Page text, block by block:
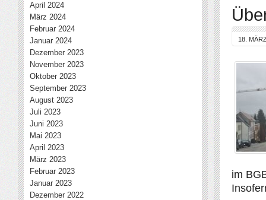
18.
im
April 2024
März 2024
Februar 2024
Januar 2024
Dezember 2023
November 2023
Oktober 2023
September 2023
August 2023
Juli 2023
Juni 2023
Mai 2023
April 2023
März 2023
Februar 2023
Januar 2023
Dezember 2022